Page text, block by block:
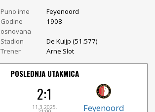
Puno ime
Feyenoord
Godine
osnovana
1908
Stadion
De Kuijp (51.577)
Trener
Arne Slot
POSLEDNJA UTAKMICA
2:1
11.3.2025. Feyenoord